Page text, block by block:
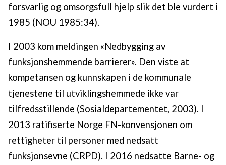
forsvarlig og omsorgsfull hjelp slik det ble vurdert i
1985 (NOU 1985:34).
I 2003 kom meldingen «Nedbygging av
funksjonshemmende barrierer». Den viste at
kompetansen og kunnskapen i de kommunale
tjenestene til utviklingshemmede ikke var
tilfredsstillende (Sosialdepartementet, 2003). I
2013 ratifiserte Norge FN-konvensjonen om
rettigheter til personer med nedsatt
funksjonsevne (CRPD). I 2016 nedsatte Barne- og